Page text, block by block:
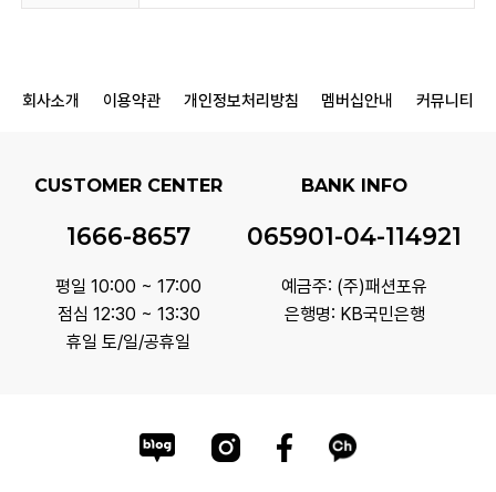
회사소개 이용약관 개인정보처리방침 멤버십안내 커뮤니티
CUSTOMER CENTER
1666-8657
평일 10:00 ~ 17:00
점심 12:30 ~ 13:30
휴일 토/일/공휴일
BANK INFO
065901-04-114921
예금주: (주)패션포유
은행명: KB국민은행